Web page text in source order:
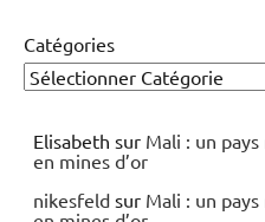
Catégories
Elisabeth sur Mali : un
en mines d’or
nikesfeld sur Mali : un